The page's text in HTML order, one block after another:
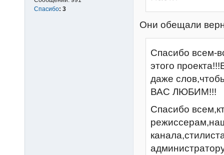
Спасибо: 3
Они обещали
Спасибо всем-
этого
даже
ВАС ЛЮБИМ!!!
Спасибо